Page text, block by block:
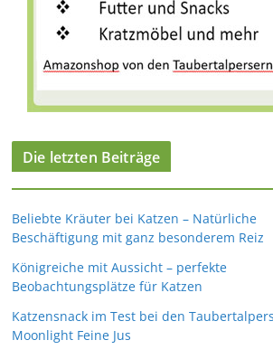
Die letzten Beiträge
Beliebte Kräuter bei Katzen – Natürliche
Beschäftigung mit ganz besonderem Reiz
Königreiche mit Aussicht – perfekte
Beobachtungsplätze für Katzen
Katzensnack im Test bei den
Moonlight Feine Jus